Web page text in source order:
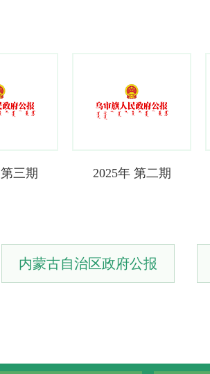
三期 2025年 第二期
内蒙古自治区政府公报